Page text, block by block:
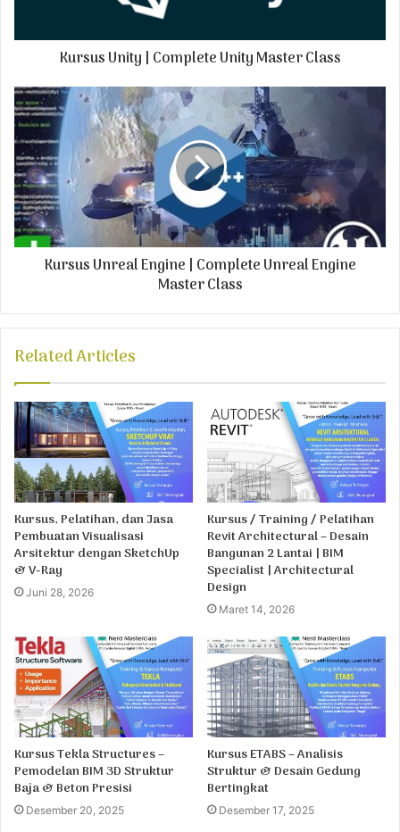
d
e
s
s
Kursus Unity | Complete Unity Master Class
Kursus Unreal Engine | Complete Unreal Engine
Master Class
Related Articles
Kursus, Pelatihan, dan Jasa
Pembuatan Visualisasi
Arsitektur dengan SketchUp
& V-Ray
Juni 28, 2026
Kursus / Training / Pelatihan
Revit Architectural – Desain
Bangunan 2 Lantai | BIM
Specialist | Architectural
Design
Maret 14, 2026
Kursus Tekla Structures –
Pemodelan BIM 3D Struktur
Baja & Beton Presisi
Desember 20, 2025
Kursus ETABS – Analisis
Struktur & Desain Gedung
Bertingkat
Desember 17, 2025